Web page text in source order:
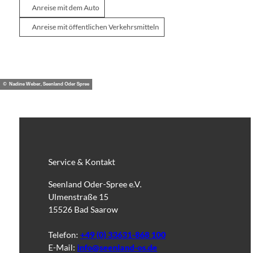
Anreise mit dem Auto
Anreise mit öffentlichen Verkehrsmitteln
© Nadine Weber, Seenland Oder Spree
Service & Kontakt
Seenland Oder-Spree e.V.
Ulmenstraße 15
15526 Bad Saarow
Telefon: +49 (0) 33631-868 100
E-Mail: info@seenland-os.de